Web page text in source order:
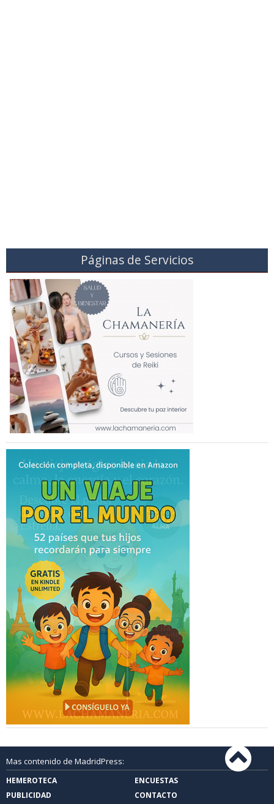
Páginas de Servicios
Mas contenido de MadridPress:
HEMEROTECA
ENCUESTAS
PUBLICIDAD
CONTACTO